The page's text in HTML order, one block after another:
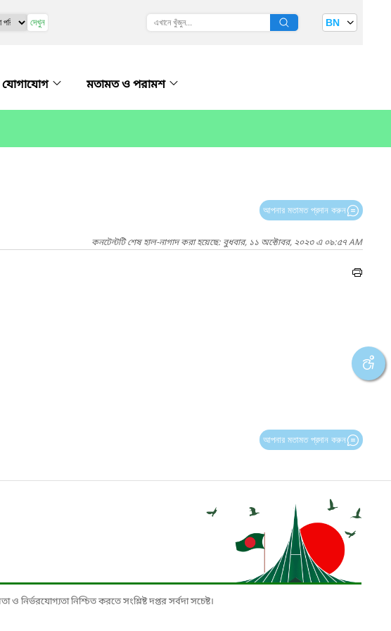
দেখুন BN
যোগাযোগ মতামত ও পরামশ
আপনার মতামত প্রদান করুন
কনটেন্টটি শেষ হাল-নাগাদ করা হয়েছে: বুধবার, ১১ অক্টোবর, ২০২৩ এ ০৯:৫৭ AM
আপনার মতামত প্রদান করুন
নির্ভরযোগ্যতা নিশ্চিত করতে সংশ্লিষ্ট দপ্তর সর্বদা সচেষ্ট।